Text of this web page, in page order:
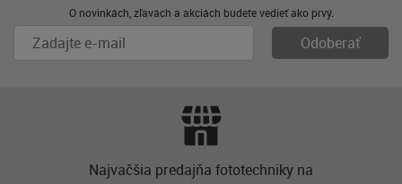
O novinkách, zľavách a akciách budete vedieť ako prvý.
Najvačšia predajňa fototechniky na